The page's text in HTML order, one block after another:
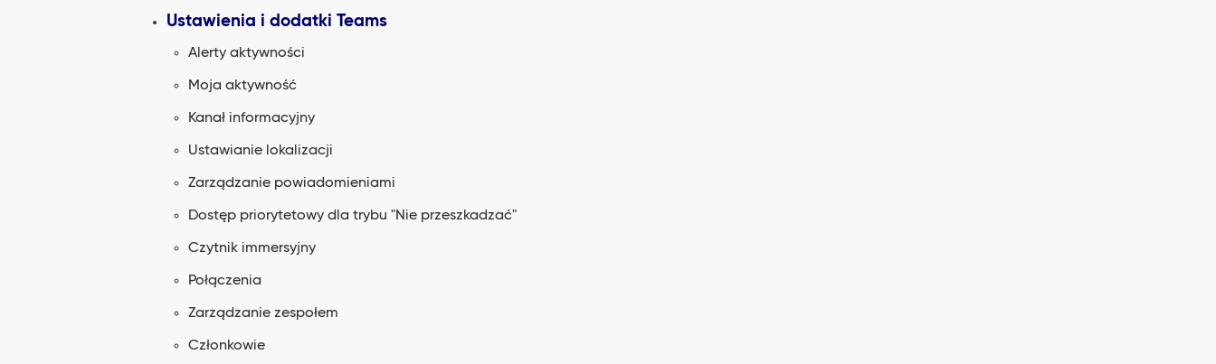
Ustawienia i dodatki Teams
Alerty aktywności
Moja aktywność
Kanał informacyjny
Ustawianie lokalizacji
Zarządzanie powiadomieniami
Dostęp priorytetowy dla trybu "Nie przeszkadzać"
Czytnik immersyjny
Połączenia
Zarządzanie zespołem
Członkowie